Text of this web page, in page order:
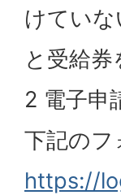
けてい
と受給
2 電子申
下記の
https://